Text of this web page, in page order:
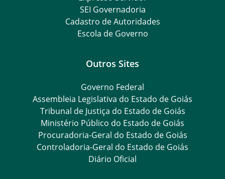
SEI Governadoria
Cadastro de Autoridades
Escola de Governo
Outros Sites
Governo Federal
Assembleia Legislativa do Estado de Goiás
Tribunal de Justiça do Estado de Goiás
Ministério Público do Estado de Goiás
Procuradoria-Geral do Estado de Goiás
Controladoria-Geral do Estado de Goiás
Diário Oficial